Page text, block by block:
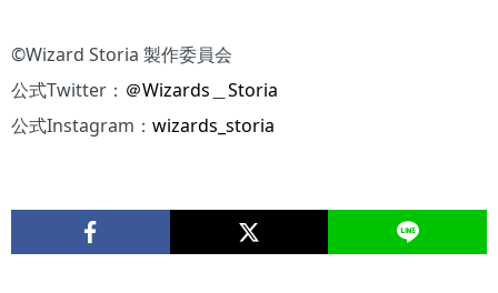
©Wizard Storia 製作委員会
公式Twitter： ＠Wizards＿Storia
公式Instagram： wizards_storia